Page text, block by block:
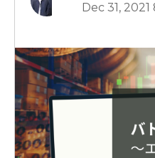
Dec 31,